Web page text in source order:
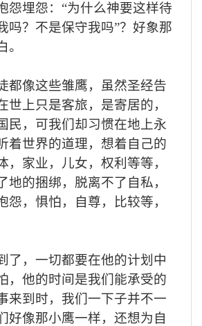
怨埋怨： “为什么神要这样待
吗？不是保守我吗”？ 好象那
。
都像这些雏鹰，虽然圣经告
世上只是客旅，是寄居的，
民，可我们却习惯在地上永
着世界的道理，想着自己的
，家业，儿女，权利 等等，
地的捆绑，脱离不了 自私，
怨，惧怕，自尊， 比较等，
了，一切都要在他的计划中
，他的时间是我们能承受的
来到时， 我们一下子并不一
好像那小鹰一样，还想为自